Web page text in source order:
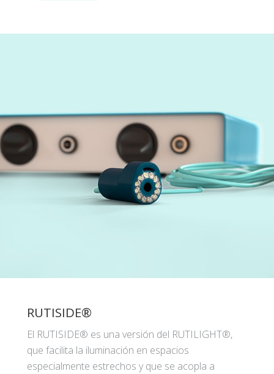
RUTISIDE®
El RUTISIDE® es una versión del RUTILIGHT®,
que facilita la iluminación en espacios
especialmente estrechos y que se acopla a